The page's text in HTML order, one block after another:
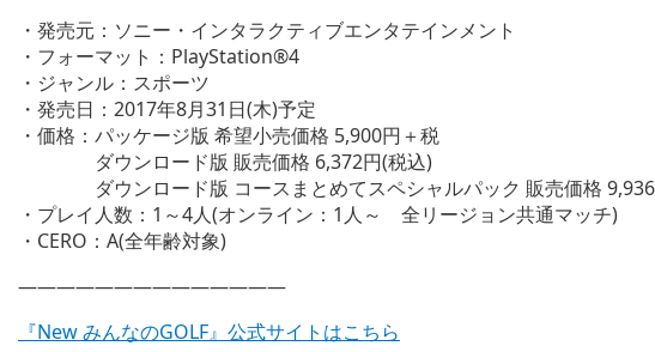
・発売元：ソニー・インタラクティブエンタテインメント
・フォーマット：PlayStation®4
・ジャンル：スポーツ
・発売日：2017年8月31日(木)予定
・価格：パッケージ版 希望小売価格 5,900円＋税
ダウンロード版 販売価格 6,372円(税込)
ダウンロード版 コースまとめてスペシャルパック 販売価格 9,936
・プレイ人数：1～4人(オンライン：1人～ 全リージョン共通マッチ)
・CERO：A(全年齢対象)
——————————————
『New みんなのGOLF』公式サイトはこちら